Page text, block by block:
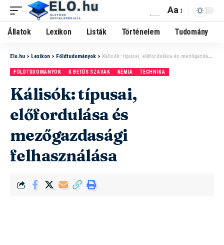
Aa
Állatok Lexikon Listák Történelem Tudomány
Elo.hu > Lexikon > Földtudományok > Kálisók: típusai, előfordulása és mezőgazdasági felhasználása
FÖLDTUDOMÁNYOK K BETŰS SZAVAK KÉMIA TECHNIKA
Kálisók: típusai,
előfordulása és
mezőgazdasági
felhasználása